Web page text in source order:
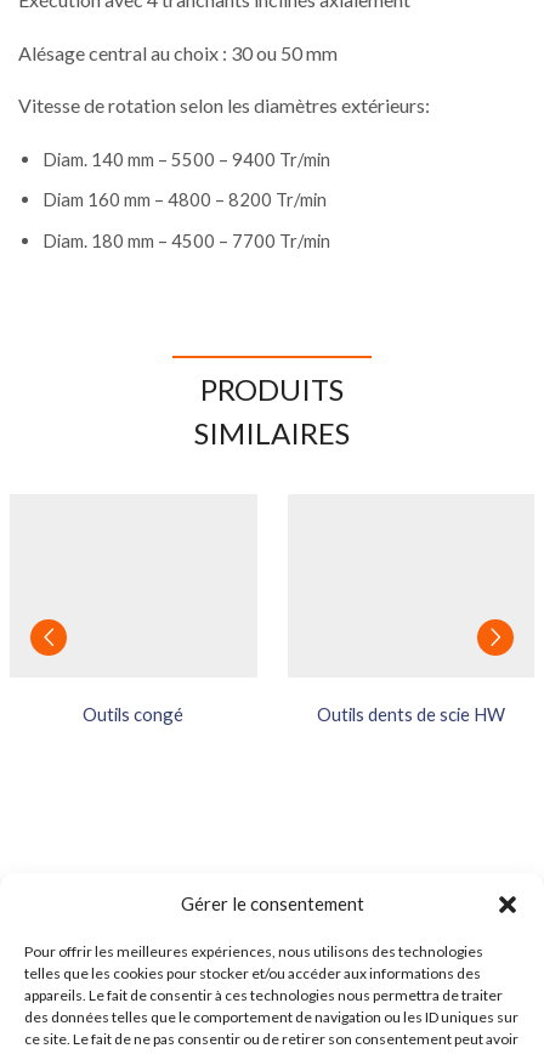
Gérer le consentement
Pour offrir les meilleures expériences, nous utilisons des technologies
telles que les cookies pour stocker et/ou accéder aux informations des
appareils. Le fait de consentir à ces technologies nous permettra de traiter
des données telles que le comportement de navigation ou les ID uniques sur
ce site. Le fait de ne pas consentir ou de retirer son consentement peut avoir
Alésage central au choix : 30 ou 50 mm
Vitesse de rotation selon les diamètres extérieurs:
Diam. 140 mm – 5500 – 9400 Tr/min
Diam 160 mm – 4800 – 8200 Tr/min
Diam. 180 mm – 4500 – 7700 Tr/min
PRODUITS
SIMILAIRES
Outils congé Outils dents de scie HW